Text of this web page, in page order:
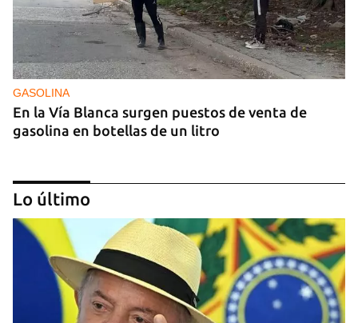
GASOLINA
En la Vía Blanca surgen puestos de venta de
gasolina en botellas de un litro
Lo último